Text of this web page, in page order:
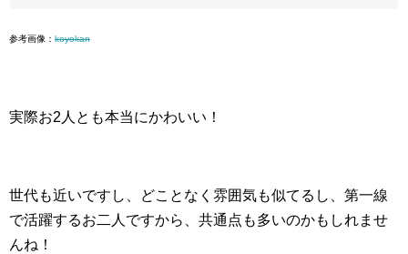
参考画像： koyokan
実際お2人とも本当にかわいい！
世代も近いですし、どことなく雰囲気も似てるし、第一線
で活躍するお二人ですから、共通点も多いのかもしれませ
んね！